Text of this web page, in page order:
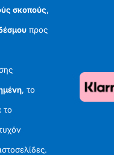
σκοπούς,
προς
, το
το